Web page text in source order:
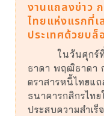
งานแถลงข่าว
ไทยแห่งแรกที่เ
ประเทศด้วยบล็
ในวันศุกร์
ธาดา พฤฒิธาดา
ตราสารหนี้ไทยแ
ธนาคารกสิกรไท
ประสบความสำเ